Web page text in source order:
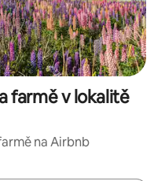
farmě v lokalitě
na Airbnb